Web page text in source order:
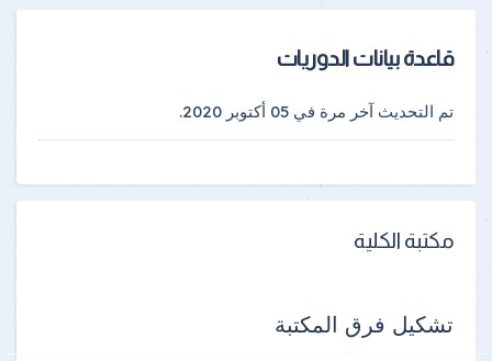
قاعدة بيانات الدوريات
تم التحديث آخر مرة في 05 أكتوبر 2020 .
مكتبة الكلية
تشكيل فرق المكتبة